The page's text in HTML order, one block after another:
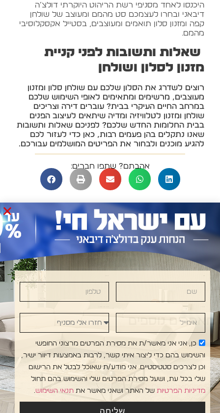
היכנסו לאחד מסניפי רשת הריהוט היוקרתי דולצ’ה
דיבאני ובחרו לעצמכם סט מהמם ומעוצב של שולחן
קפה ומזנון סלון תואמים ומעוצבים, בסטייל אקסקלוסיבי
מהמם.
שאלות ותשובות לפני קניית
מזנון לסלון ושולחן
רוצים לשדרג את הסלון שלכם עם שולחן סלון ומזנון
מעוצבים, מרשימים ומתאימים לאופי השימוש שלכם
במרחב החיים העיקרי בבית? עוברים דירה וצריכים
שולחן ומזנון לטלוויזיה ומדיה שיתאים לעיצוב הפנים
בבית החלומות החדש שלכם? לפניכם שאלות ותשובות
שאנו נתקלים בהן פעמים רבות, כאן כדי לעזור לכם
להגיע מוכנים ולבחור את הפריטים המושלמים עבורכם.
אהבתם? שתפו חברים:
Last Chance
דגמים במבצע
מאמרים נוספים
כן, אני אני מאשר/ת את מסירת הפרטים מרצוני החופשי
והשימוש בהם כדי ליצור איתי קשר, לרבות באמצעות דיוור ישיר,
וכן לצרכים סטטיסטיים. אני מודע/ת שאוכל לבטל את הרישום
שלי בכל עת, ושעל מסירת הפרטים שלי והשימוש בהם תחול
מדיניות הפרטיות של האתר ושאני מאשר את תנאי השימוש.